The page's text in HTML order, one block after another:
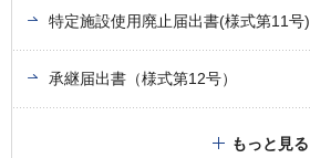
特定施設使用廃止届出書(様式第11号)
承継届出書（様式第12号）
もっと見る